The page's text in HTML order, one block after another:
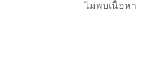
ไม่พบเนื้อหา